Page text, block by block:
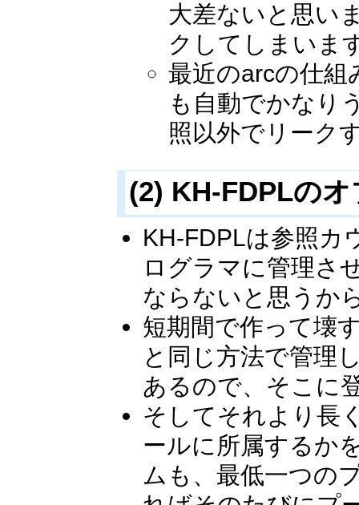
大差ないと思い
クしてしまいま
最近のarcの仕組
も自動でかなり
照以外でリーク
(2) KH-FDPLの
KH-FDPLは参照カ
ログラマに管理さ
ならないと思うか
短期間で作って壊
と同じ方法で管理
あるので、そこに
そしてそれより長
ールに所属するか
ムも、最低一つの